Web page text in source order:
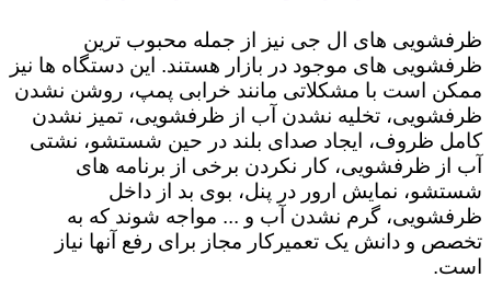
ظرفشویی های ال جی نیز از جمله محبوب ترین
ظرفشویی های موجود در بازار هستند. این دستگاه ها نیز
ممکن است با مشکلاتی مانند خرابی پمپ، روشن نشدن
ظرفشویی، تخلیه نشدن آب از ظرفشویی، تمیز نشدن
کامل ظروف، ایجاد صدای بلند در حین شستشو، نشتی
آب از ظرفشویی، کار نکردن برخی از برنامه های
شستشو، نمایش ارور در پنل، بوی بد از داخل
ظرفشویی، گرم نشدن آب و ... مواجه شوند که به
تخصص و دانش یک تعمیرکار مجاز برای رفع آنها نیاز
است.